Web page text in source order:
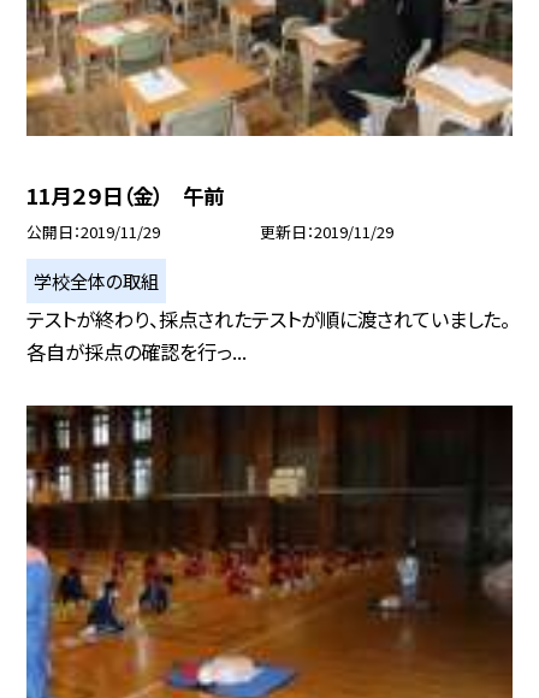
11月２９日（金） 午前
公開日 2019/11/29 更新日 2019/11/29
学校全体の取組
テストが終わり、採点されたテストが順に渡されていました。
各自が採点の確認を行っ...